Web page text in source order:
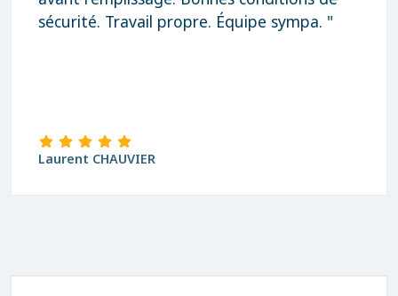
sécurité. Travail propre. Équipe sympa. "
Laurent CHAUVIER